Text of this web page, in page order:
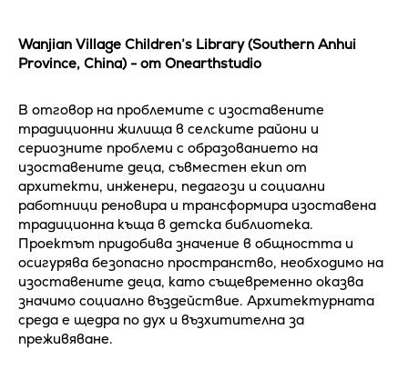
Wanjian Village Children’s Library (Southern Anhui
Province, China) - от Onearthstudio
В отговор на проблемите с изоставените
традиционни жилища в селските райони и
сериозните проблеми с образованието на
изоставените деца, съвместен екип от
архитекти, инженери, педагози и социални
работници реновира и трансформира изоставена
традиционна къща в детска библиотека.
Проектът придобива значение в общността и
осигурява безопасно пространство, необходимо на
изоставените деца, като същевременно оказва
значимо социално въздействие. Архитектурната
среда е щедра по дух и възхитителна за
преживяване.